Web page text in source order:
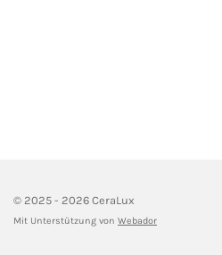
© 2025 - 2026 CeraLux
Mit Unterstützung von Webador